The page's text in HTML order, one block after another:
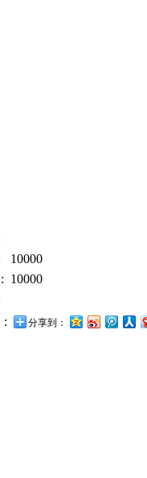
10000
10000
:
分享到：